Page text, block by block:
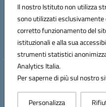
Il nostro Istituto non utilizza
sono utilizzati
corretto funzionamento del
istituzionali e alla sua
strumenti statistici
Analytics Italia.
Per saperne di più sul nostro
Personalizza
Codice fiscale: 93081990611
Codice meccanografico:
Codice Indice delle Pubbliche
Codice unico di fatturazione (CUF):
Hosting &
Concept &